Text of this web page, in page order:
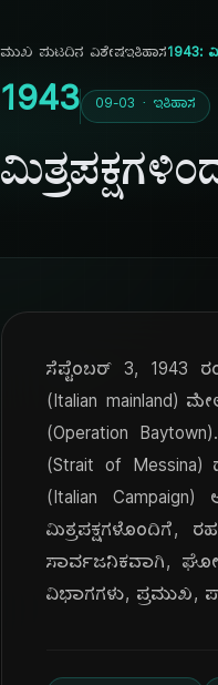
ಮುಖ ಪುಟದಿನ ವಿಶೇಷಇತಿಹಾಸ1943:
1943 09-03 · ಇತಿಹಾಸ
ಸೆಪ್ಟೆಂಬರ್ 3, 1943
(Italian
(Operation
(Strait of
(Italian
ಮಿತ್ರಪಕ್ಷಗಳೊಂದಿಗೆ,
ಸಾರ್ವಜನಿಕವಾಗಿ,
ವಿಭಾಗಗಳು, ಪ್ರಮುಖ,